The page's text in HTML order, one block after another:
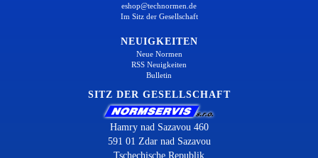
eshop@technormen.de
Im Sitz der Gesellschaft
NEUIGKEITEN
Neue Normen
RSS Neuigkeiten
Bulletin
SITZ DER GESELLSCHAFT
Hamry nad Sazavou 460
591 01 Zdar nad Sazavou
Tschechische Republik